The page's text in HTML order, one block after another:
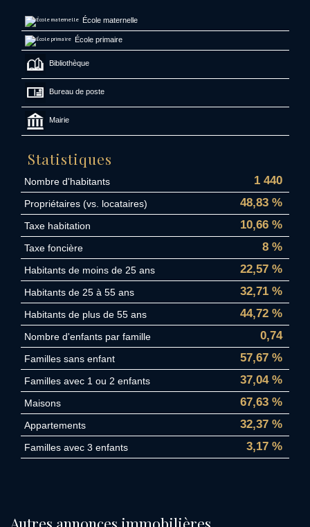
École maternelle
École primaire
Bibliothèque
Bureau de poste
Mairie
Statistiques
Nombre d'habitants 1 440
Propriétaires (vs. locataires) 48,83 %
Taxe habitation 10,66 %
Taxe foncière 8 %
Habitants de moins de 25 ans 22,57 %
Habitants de 25 à 55 ans 32,71 %
Habitants de plus de 55 ans 44,72 %
Nombre d'enfants par famille 0,74
Familles sans enfant 57,67 %
Familles avec 1 ou 2 enfants 37,04 %
Maisons 67,63 %
Appartements 32,37 %
Familles avec 3 enfants 3,17 %
autres annonces immobilières